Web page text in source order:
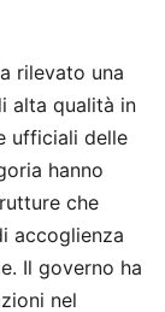
rilevato una
alta qualità in
ufficiali delle
hanno
che
accoglienza
Il governo ha
nel